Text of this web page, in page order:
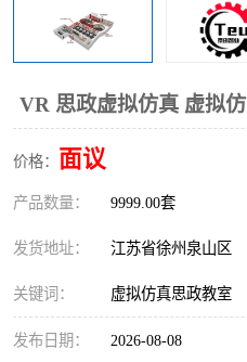
VR 思政虚拟仿真 虚拟
价格： 面议
产品数量： 9999.00套
发货地址： 江苏省徐州泉山区
关键词： 虚拟仿真思政教室
发布日期： 2026-08-08